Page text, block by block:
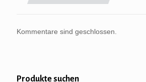
Kommentare sind geschlossen.
Produkte suchen